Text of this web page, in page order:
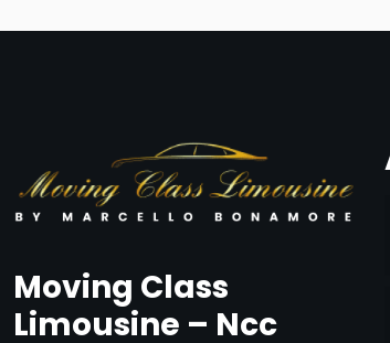
Moving Class
Limousine – Ncc